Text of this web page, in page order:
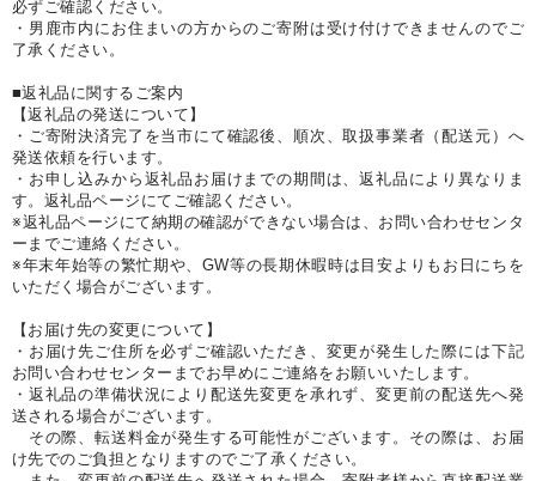
必ずご確認ください。
・男鹿市内にお住まいの方からのご寄附は受け付けできませんのでご
了承ください。
■返礼品に関するご案内
【返礼品の発送について】
・ご寄附決済完了を当市にて確認後、順次、取扱事業者（配送元）へ
発送依頼を行います。
・お申し込みから返礼品お届けまでの期間は、返礼品により異なりま
す。返礼品ページにてご確認ください。
※返礼品ページにて納期の確認ができない場合は、お問い合わせセンタ
ーまでご連絡ください。
※年末年始等の繁忙期や、GW等の長期休暇時は目安よりもお日にちを
いただく場合がございます。
【お届け先の変更について】
・お届け先ご住所を必ずご確認いただき、変更が発生した際には下記
お問い合わせセンターまでお早めにご連絡をお願いいたします。
・返礼品の準備状況により配送先変更を承れず、変更前の配送先へ発
送される場合がございます。
その際、転送料金が発生する可能性がございます。その際は、お届
け先でのご負担となりますのでご了承ください。